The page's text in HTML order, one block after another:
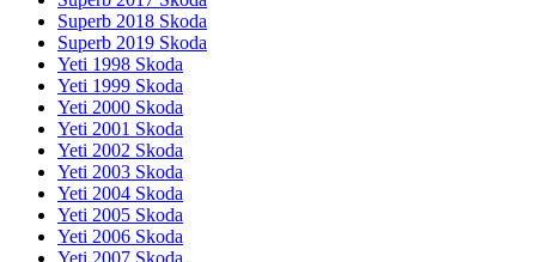
Superb 2018 Skoda
Superb 2019 Skoda
Yeti 1998 Skoda
Yeti 1999 Skoda
Yeti 2000 Skoda
Yeti 2001 Skoda
Yeti 2002 Skoda
Yeti 2003 Skoda
Yeti 2004 Skoda
Yeti 2005 Skoda
Yeti 2006 Skoda
Yeti 2007 Skoda